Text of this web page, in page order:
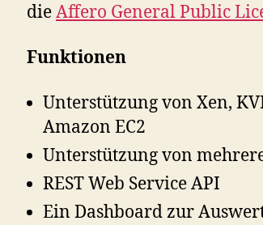
dieAffero General Public
Funktionen
Unterstützung von Xen,
Amazon EC2
Unterstützung von
REST Web Service API
Ein Dashboard zur